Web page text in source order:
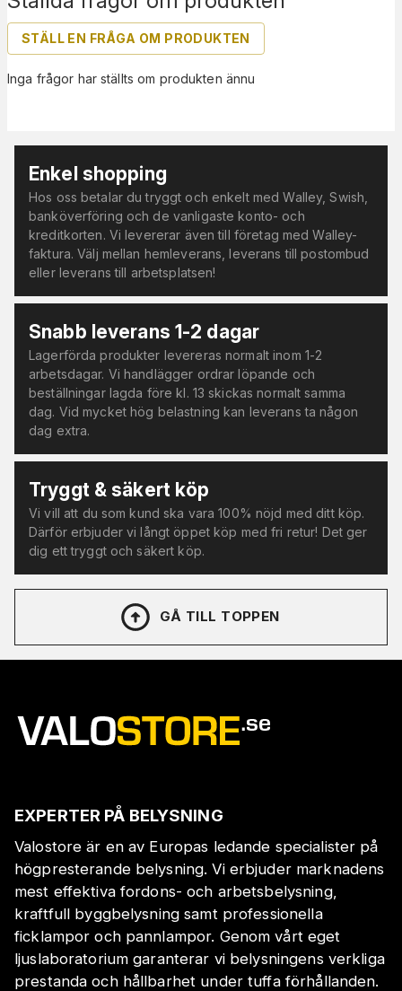
STÄLL EN FRÅGA OM PRODUKTEN
Inga frågor har ställts om produkten ännu
Enkel shopping
Hos oss betalar du tryggt och enkelt med Walley, Swish,
banköverföring och de vanligaste konto- och
kreditkorten. Vi levererar även till företag med Walley-
faktura. Välj mellan hemleverans, leverans till postombud
eller leverans till arbetsplatsen!
Snabb leverans 1-2 dagar
Lagerförda produkter levereras normalt inom 1-2
arbetsdagar. Vi handlägger ordrar löpande och
beställningar lagda före kl. 13 skickas normalt samma
dag. Vid mycket hög belastning kan leverans ta någon
dag extra.
Tryggt & säkert köp
Vi vill att du som kund ska vara 100% nöjd med ditt köp.
Därför erbjuder vi långt öppet köp med fri retur! Det ger
dig ett tryggt och säkert köp.
GÅ TILL TOPPEN
EXPERTER PÅ BELYSNING
Valostore är en av Europas ledande specialister på
högpresterande belysning. Vi erbjuder marknadens
mest effektiva fordons- och arbetsbelysning,
kraftfull byggbelysning samt professionella
ficklampor och pannlampor. Genom vårt eget
ljuslaboratorium garanterar vi belysningens verkliga
prestanda och hållbarhet under tuffa förhållanden.